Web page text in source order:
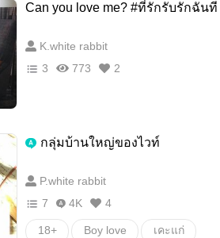
Mpreg
Can you love me? #ที่รักรับรักฉันที
K.white rabbit
3
773 2
กลุ่มบ้านใหญ่ของไวท์
P.white rabbit
7
4K 4
18+ Boy love เคะแก่